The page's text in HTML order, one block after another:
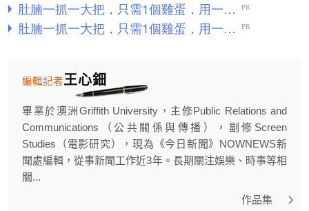
王心鈿
編輯記者
畢業於澳洲Griffith University，主修Public Relations and
Communications（公共關係與傳播），副修Screen
Studies（電影研究），現為《今日新聞》NOWNEWS新
聞處編輯，從事新聞工作近3年。長期關注娛樂、時事等相
關...
作品集